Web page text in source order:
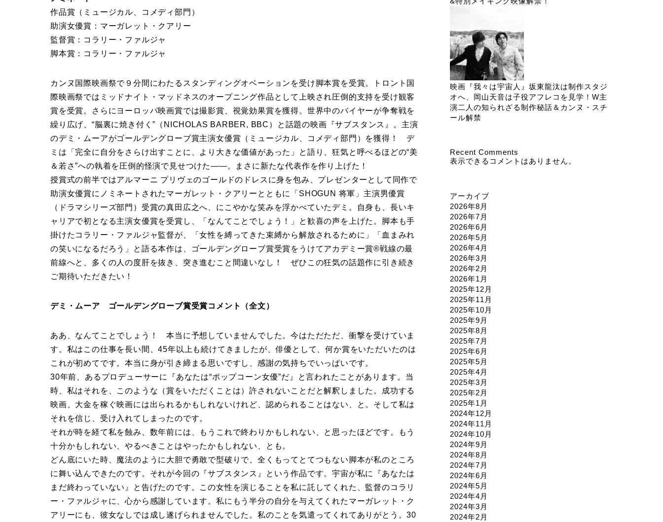
作品賞（ミュージカル、コメディ部門）
助演女優賞：マーガレット・クアリー
監督賞：コラリー・ファルジャ
脚本賞：コラリー・ファルジャ
カンヌ国際映画祭で９分間にわたるスタンディングオベーションを受け脚本賞を受賞。トロント国
際映画祭ではミッドナイト・マッドネスのオープニング作品として上映され圧倒的支持を受け観客
賞を受賞。さらにヨーロッパ映画賞では撮影賞、視覚効果賞を獲得。世界中のバイヤーが争奪戦を
繰り広げ、“脳裏に焼き付く”（NICHOLAS BARBER, BBC）と話題の映画『サブスタンス』。主演
のデミ・ムーアがゴールデングローブ賞主演女優賞（ミュージカル、コメディ部門）を獲得！ デ
ミは「完全に自分をさらけ出すことに、より大きな価値があった」と語り、狂気と呼べるほどの“美
＆若さ”への執着を圧倒的怪演で見せつけた――。まさに新たな代表作を作り上げた！
授賞式の前半ではアルマーニ プリヴェのゴールドのドレスに身を包み、プレゼンターとして同作で
助演女優賞にノミネートされたマーガレット・クアリーとともに「SHOGUN 将軍」主演男優賞
（ドラマシリーズ部門）受賞の真田広之へ、にこやかな笑みを浮かべていたデミ。自身も、長いキ
ャリアで初となる主演女優賞を受賞し、「なんてことでしょう！」と歓喜の声を上げた。脚本も手
掛けたコラリー・ファルジャ監督が、「女性を縛ってきた束縛から解放されるために」「血まみれ
の笑いになるだろう」と語る本作は、ゴールデングローブ賞受賞をうけてアカデミー賞®戦線の最
前線へと、多くの人の度肝を抜き、突き進むこと間違いなし！ ぜひこの狂気の話題作に引き続き
ご期待いただきたい！
デミ・ムーア ゴールデングローブ賞受賞コメント（全文）
ああ、なんてことでしょう！ 本当に予想していませんでした。今はただただ、衝撃を受けていま
す。私はこの仕事を長い間、45年以上も続けてきましたが、俳優として、何か賞をいただいたのは
これが初めてです。本当に身が引き締まる思いですし、感謝の気持ちでいっぱいです。
30年前、あるプロデューサーに『あなたは“ポップコーン女優”だ』と言われたことがあります。当
時、私はそれを、このような（賞をいただくことは）許されないことだと解釈しました。成功する
映画、大金を稼ぐ映画には出られるかもしれないけれど、認められることはない、と。そして私は
それを信じ、受け入れてしまったのです。
それが時を経て私を蝕み、数年前には、もうこれで終わりかもしれない、と思ったほどです。もう
十分かもしれない、やるべきことはやったかもしれない、とも。
どん底にいた時、魔法のように大胆で勇敢で型破りで、全くもってとてつもない脚本が私のところ
に舞い込んできたのです。それが今回の『サブスタンス』という作品です。宇宙が私に『あなたは
まだ終わっていない』と告げたのです。この女性を演じることを私に託してくれた、監督のコラリ
ー・ファルジャに、心から感謝しています。私にもう半分の自分を与えてくれたマーガレット・ク
アリーにも、彼女なしでは成し遂げられませんでした。私のことを気遣ってくれてありがとう。30
映画『我々は宇宙人』坂東龍汰は制作スタジ
オへ、岡山天音は子役アフレコを見学！W主
演二人の知られざる制作秘話＆カンヌ・スチ
ール解禁
Recent Comments
表示できるコメントはありません。
アーカイブ
2026年8月
2026年7月
2026年6月
2026年5月
2026年4月
2026年3月
2026年2月
2026年1月
2025年12月
2025年11月
2025年10月
2025年9月
2025年8月
2025年7月
2025年6月
2025年5月
2025年4月
2025年3月
2025年2月
2025年1月
2024年12月
2024年11月
2024年10月
2024年9月
2024年8月
2024年7月
2024年6月
2024年5月
2024年4月
2024年3月
2024年2月